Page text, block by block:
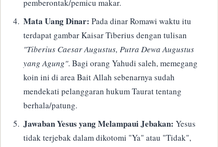
pemberontak/pemicu makar.
Mata Uang Dinar: Pada dinar Romawi waktu itu
terdapat gambar Kaisar Tiberius dengan tulisan
"Tiberius Caesar Augustus, Putra Dewa Augustus
yang Agung". Bagi orang Yahudi saleh, memegang
koin ini di area Bait Allah sebenarnya sudah
mendekati pelanggaran hukum Taurat tentang
berhala/patung.
Jawaban Yesus yang Melampaui Jebakan: Yesus
tidak terjebak dalam dikotomi "Ya" atau "Tidak",